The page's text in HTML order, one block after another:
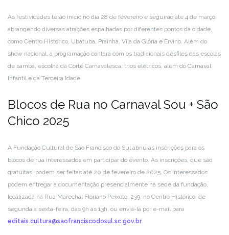
As festividades terão início no dia 28 de fevereiro e seguirão até 4 de março,
abrangendo diversas atrações espalhadas por diferentes pontos da cidade,
como Centro Histórico, Ubatuba, Prainha, Vila da Glória e Ervino. Além do
show nacional, a programação contará com os tradicionais desfiles das escolas
de samba, escolha da Corte Carnavalesca, trios elétricos, além do Carnaval
Infantil e da Terceira Idade.
Blocos de Rua no Carnaval Sou + São
Chico 2025
A Fundação Cultural de São Francisco do Sul abriu as inscrições para os
blocos de rua interessados em participar do evento. As inscrições, que são
gratuitas, podem ser feitas até 20 de fevereiro de 2025. Os interessados
podem entregar a documentação presencialmente na sede da fundação,
localizada na Rua Marechal Floriano Peixoto, 239, no Centro Histórico, de
segunda a sexta-feira, das 9h às 13h, ou enviá-la por e-mail para
editais.cultura@saofranciscodosul.sc.gov.br.